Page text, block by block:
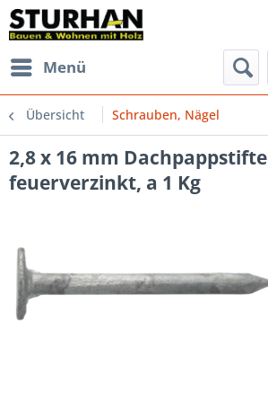
Menü
Übersicht Schrauben, Nägel
2,8 x 16 mm Dachpappstifte
feuerverzinkt, a 1 Kg